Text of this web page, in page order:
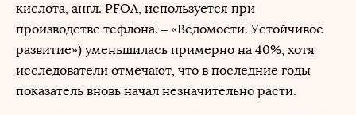
кислота, англ. PFOA, используется при
производстве тефлона. – «Ведомости. Устойчивое
развитие») уменьшилась примерно на 40%, хотя
исследователи отмечают, что в последние годы
показатель вновь начал незначительно расти.